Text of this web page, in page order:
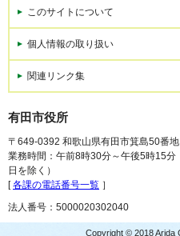
このサイトについて
個人情報の取り扱い
関連リンク集
有田市役所
〒649-0392 和歌山県有田市箕島50番地
業務時間：午前8時30分～午後5時15
日を除く）
[各課の電話番号一覧 ］
法人番号：5000020302040
Copyright © 2018 Arida